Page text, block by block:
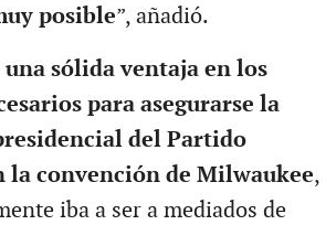
posible”, añadió.
una sólida ventaja en los
para asegurarse la
del Partido
la convención de Milwaukee,
iba a ser a mediados de